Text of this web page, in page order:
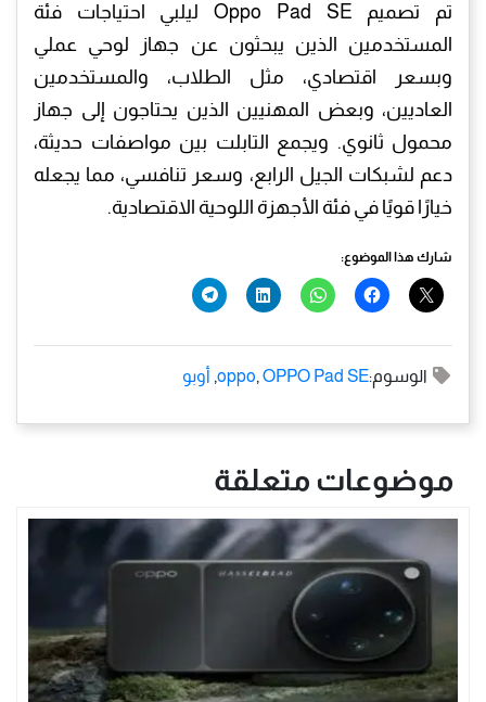
تم تصميم Oppo Pad SE ليلبي احتياجات فئة
المستخدمين الذين يبحثون عن جهاز لوحي عملي
وبسعر اقتصادي، مثل الطلاب، والمستخدمين
العاديين، وبعض المهنيين الذين يحتاجون إلى جهاز
محمول ثانوي. ويجمع التابلت بين مواصفات حديثة،
دعم لشبكات الجيل الرابع، وسعر تنافسي، مما يجعله
خيارًا قويًا في فئة الأجهزة اللوحية الاقتصادية.
شارك هذا الموضوع:
الوسوم: oppo,OPPO Pad SE
, أوبو
موضوعات متعلقة